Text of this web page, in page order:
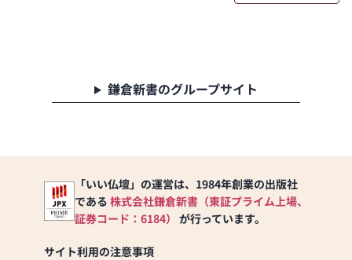
鎌倉新書のグループサイト
「いい仏壇」の運営は、1984年創業の出版社
である 株式会社鎌倉新書（東証プライム上場、
証券コード：6184） が行っています。
サイト利用の注意事項